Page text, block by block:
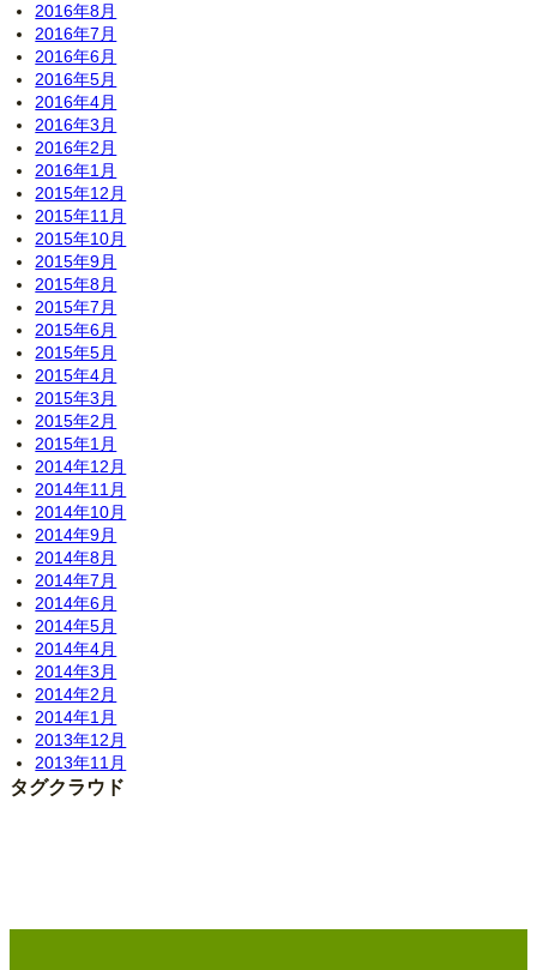
2016年8月
2016年7月
2016年6月
2016年5月
2016年4月
2016年3月
2016年2月
2016年1月
2015年12月
2015年11月
2015年10月
2015年9月
2015年8月
2015年7月
2015年6月
2015年5月
2015年4月
2015年3月
2015年2月
2015年1月
2014年12月
2014年11月
2014年10月
2014年9月
2014年8月
2014年7月
2014年6月
2014年5月
2014年4月
2014年3月
2014年2月
2014年1月
2013年12月
2013年11月
タグクラウド